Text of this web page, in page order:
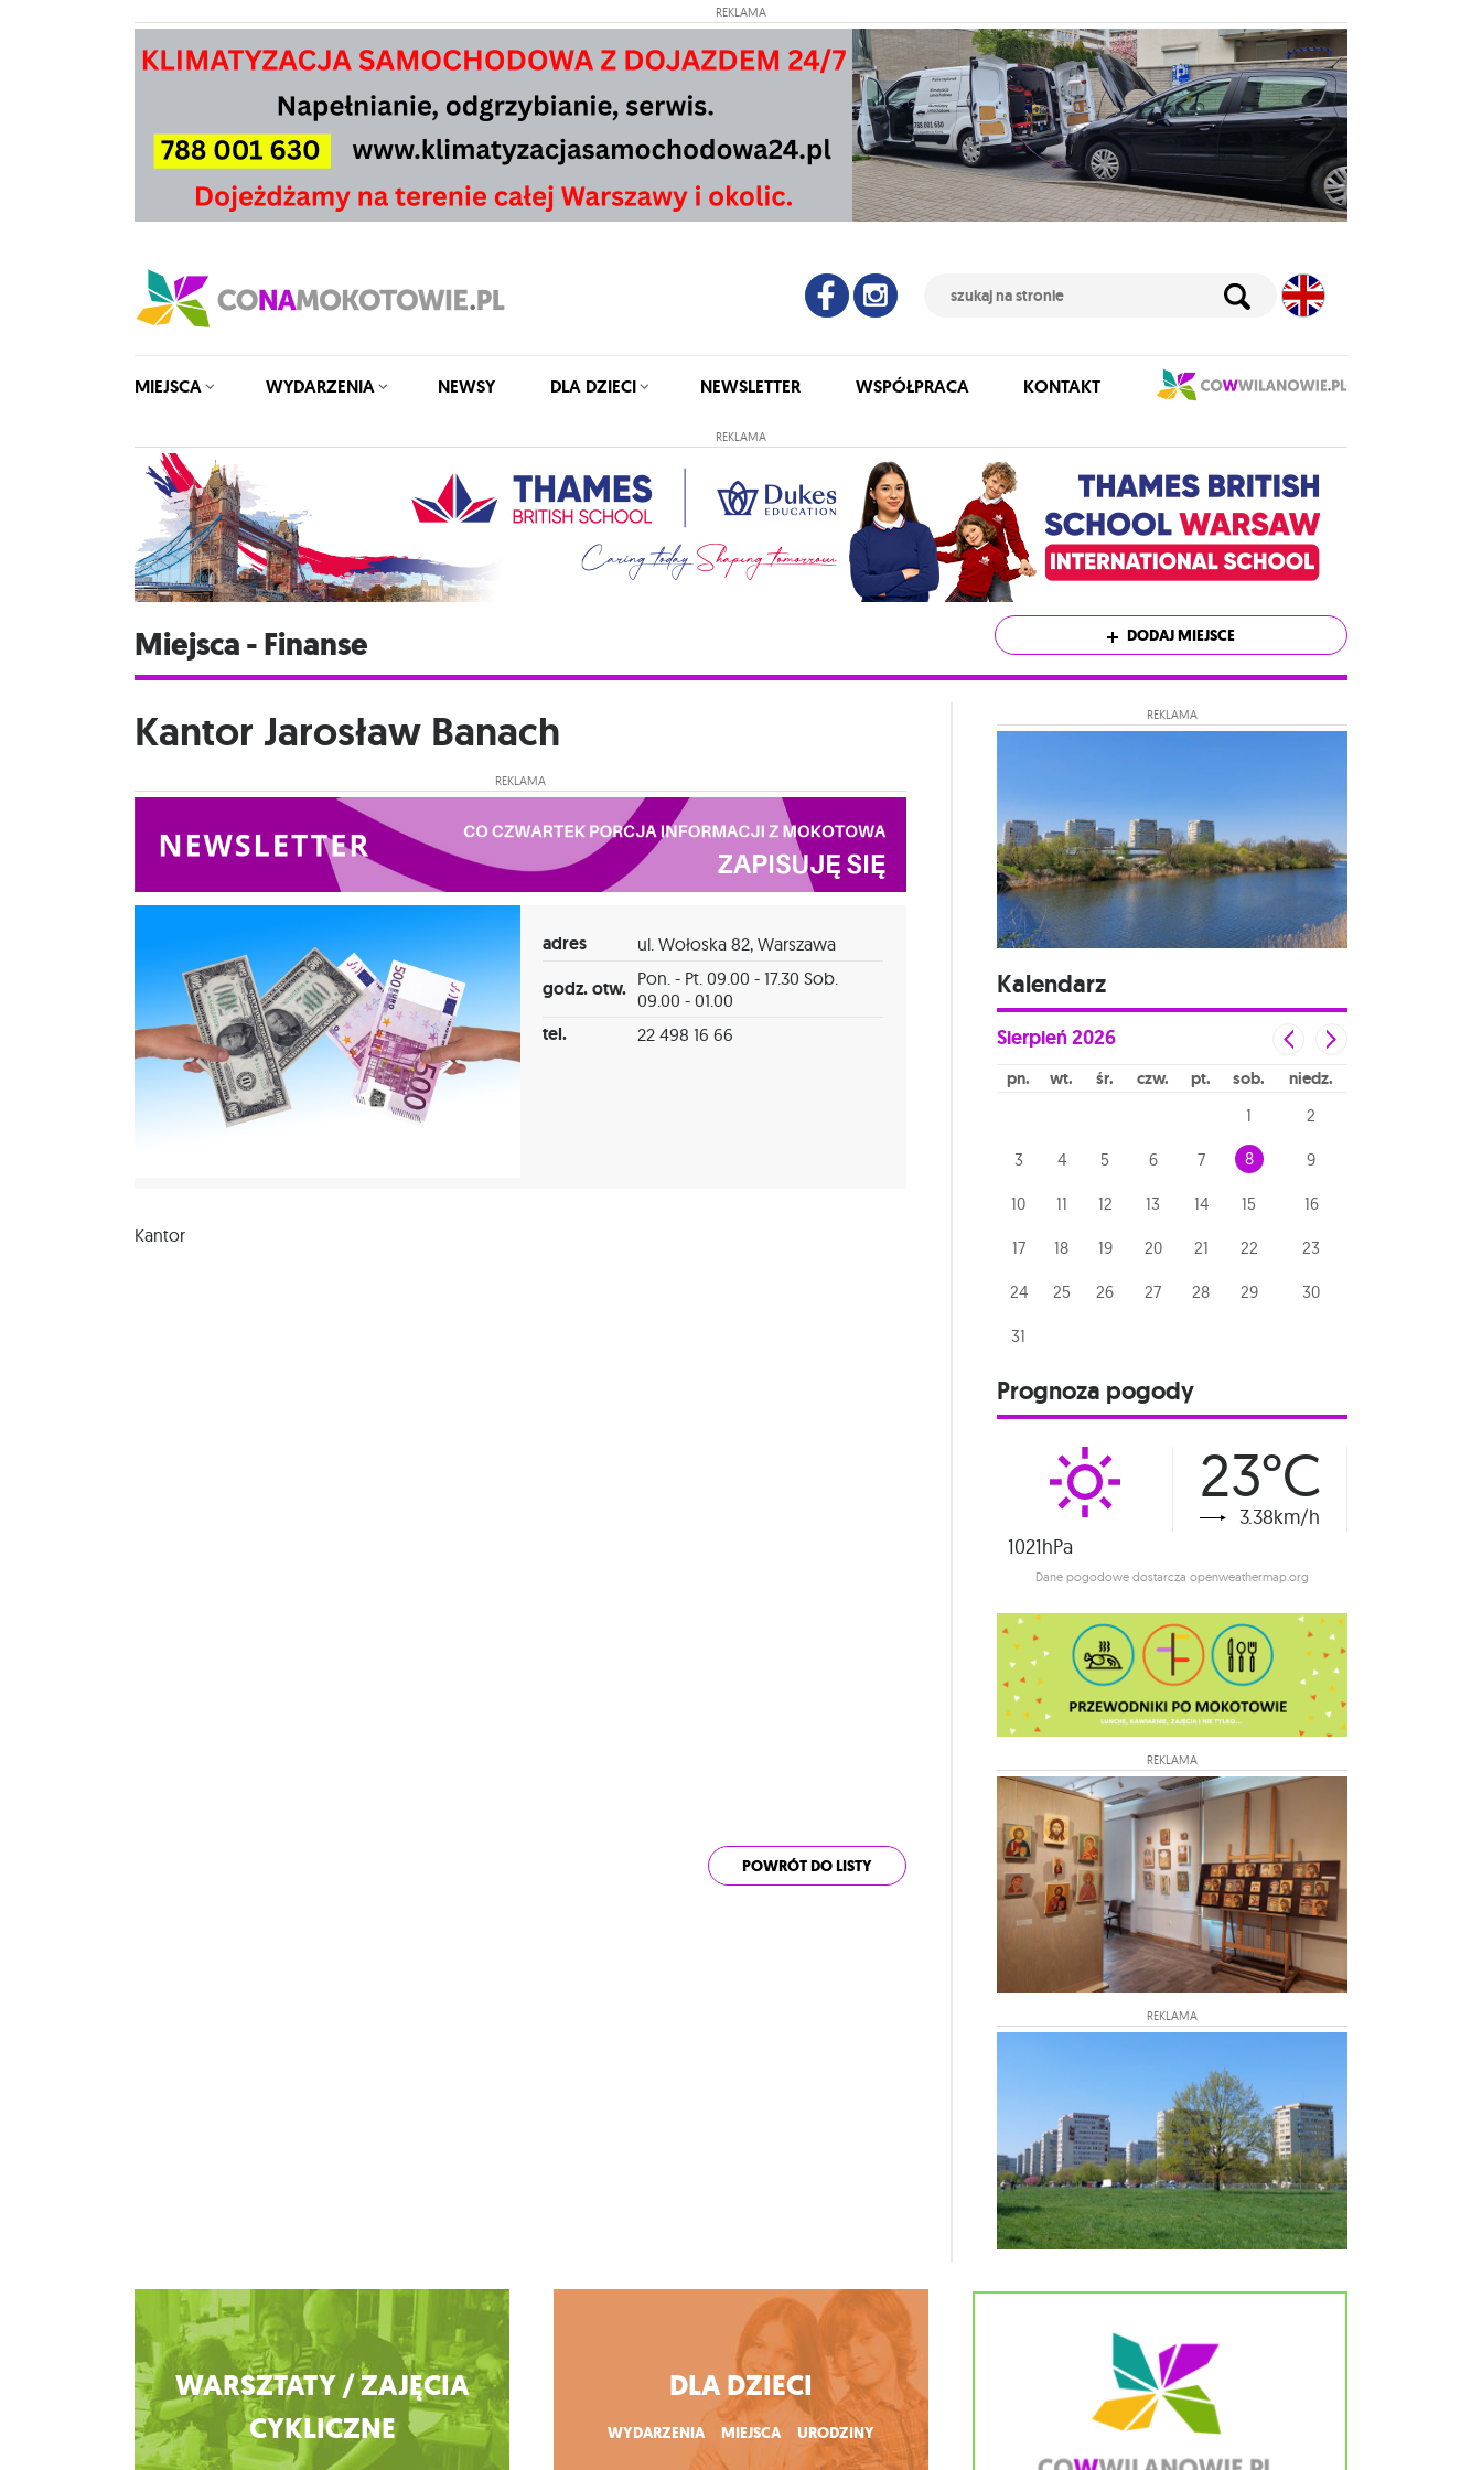
REKLAMA
MIEJSCA WYDARZENIA NEWSY DLA DZIECI NEWSLETTER WSPÓŁPRACA KONTAKT
REKLAMA
Miejsca - Finanse DODAJ MIEJSCE
Kantor Jarosław Banach
REKLAMA
adres ul. Wołoska 82, Warszawa
godz. otw. Pon. - Pt. 09.00 - 17.30 Sob.
09.00 - 01.00
tel. 22 498 16 66
Kantor
POWRÓT DO LISTY
REKLAMA
Kalendarz
Sierpień2026
pn wt śr czw pt sob niedz
1 2
3 4 5 6 7 8 9
10 11 12 13 14 15 16
17 18 19 20 21 22 23
24 25 26 27 28 29 30
31
Prognoza pogody
23°C
3.38km/h
1021hPa
Dane pogodowe dostarcza openweathermap.org
REKLAMA
REKLAMA
Zobacz więcej
WARSZTATY / ZAJĘCIA
CYKLICZNE
DLA DZIECI
WYDARZENIA MIEJSCA URODZINY